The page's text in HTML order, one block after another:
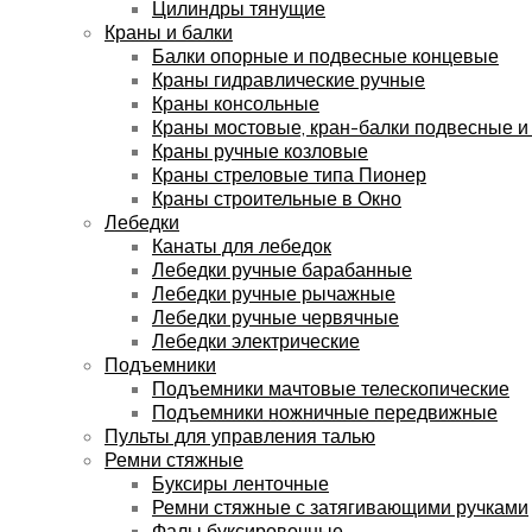
Цилиндры тянущие
Краны и балки
Балки опорные и подвесные концевые
Краны гидравлические ручные
Краны консольные
Краны мостовые, кран-балки подвесные
Краны ручные козловые
Краны стреловые типа Пионер
Краны строительные в Окно
Лебедки
Канаты для лебедок
Лебедки ручные барабанные
Лебедки ручные рычажные
Лебедки ручные червячные
Лебедки электрические
Подъемники
Подъемники мачтовые телескопические
Подъемники ножничные передвижные
Пульты для управления талью
Ремни стяжные
Буксиры ленточные
Ремни стяжные с затягивающими ручками